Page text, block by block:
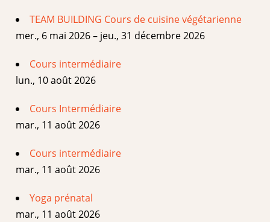
TEAM BUILDING Cours de cuisine végétarienne
mer., 6 mai 2026 – jeu., 31 décembre 2026
Cours intermédiaire
lun., 10 août 2026
Cours Intermédiaire
mar., 11 août 2026
Cours intermédiaire
mar., 11 août 2026
Yoga prénatal
mar., 11 août 2026